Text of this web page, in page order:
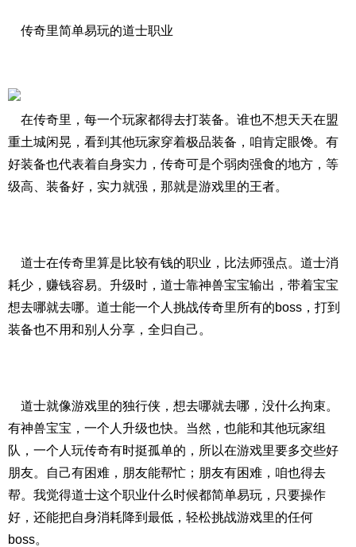
传奇里简单易玩的道士职业
在传奇里，每一个玩家都得去打装备。谁也不想天天在盟
重土城闲晃，看到其他玩家穿着极品装备，咱肯定眼馋。有
好装备也代表着自身实力，传奇可是个弱肉强食的地方，等
级高、装备好，实力就强，那就是游戏里的王者。
道士在传奇里算是比较有钱的职业，比法师强点。道士消
耗少，赚钱容易。升级时，道士靠神兽宝宝输出，带着宝宝
想去哪就去哪。道士能一个人挑战传奇里所有的boss，打到
装备也不用和别人分享，全归自己。
道士就像游戏里的独行侠，想去哪就去哪，没什么拘束。
有神兽宝宝，一个人升级也快。当然，也能和其他玩家组
队，一个人玩传奇有时挺孤单的，所以在游戏里要多交些好
朋友。自己有困难，朋友能帮忙；朋友有困难，咱也得去
帮。我觉得道士这个职业什么时候都简单易玩，只要操作
好，还能把自身消耗降到最低，轻松挑战游戏里的任何
boss。